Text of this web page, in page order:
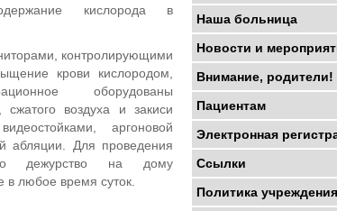
кислорода в
контролирующими
крови кислородом,
оборудованы
сжатого воздуха и закиси
аргоновой
абляции. Для проведения
дежурство на дому
в любое время суток.
Наша больница
Новости и
Внимание, родители!
Пациентам
Электронная
Ссылки
Политика учреждения